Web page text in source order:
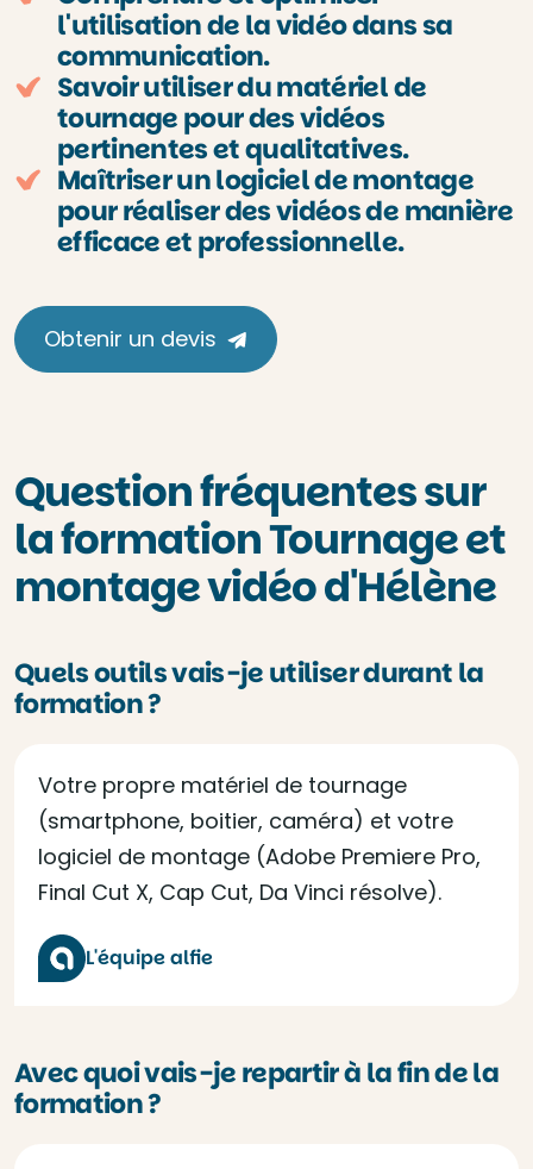
l'utilisation de la vidéo dans sa
communication.
Savoir utiliser du matériel de
tournage pour des vidéos
pertinentes et qualitatives.
Maîtriser un logiciel de montage
pour réaliser des vidéos de manière
efficace et professionnelle.
Obtenir un devis
Question fréquentes sur
la formation Tournage et
montage vidéo d'Hélène
Quels outils vais-je utiliser durant la
formation ?
Votre propre matériel de tournage
(smartphone, boitier, caméra) et votre
logiciel de montage (Adobe Premiere Pro,
Final Cut X, Cap Cut, Da Vinci résolve).
L'équipe alfie
Avec quoi vais-je repartir à la fin de la
formation ?